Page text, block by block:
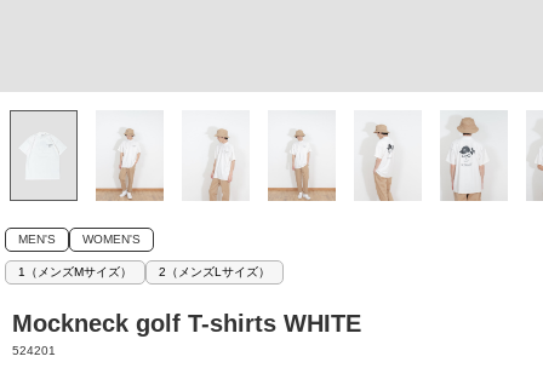
MEN'S WOMEN'S
1（メンズMサイズ） 2（メンズLサイズ）
Mockneck golf T-shirts WHITE
524201